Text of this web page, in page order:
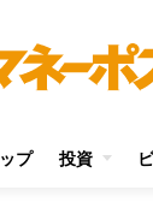
プ 投資